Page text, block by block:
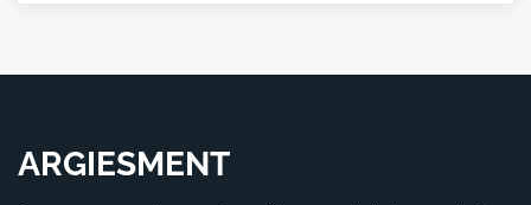
ARGIESMENT